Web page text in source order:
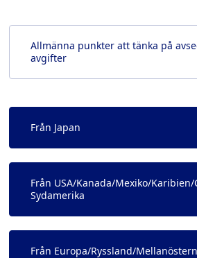
Allmänna punkter att tänka på
avgifter
Från Japan
Från USA/Kanada/Mexiko/
Sydamerika
Från Europa/Ryssland/